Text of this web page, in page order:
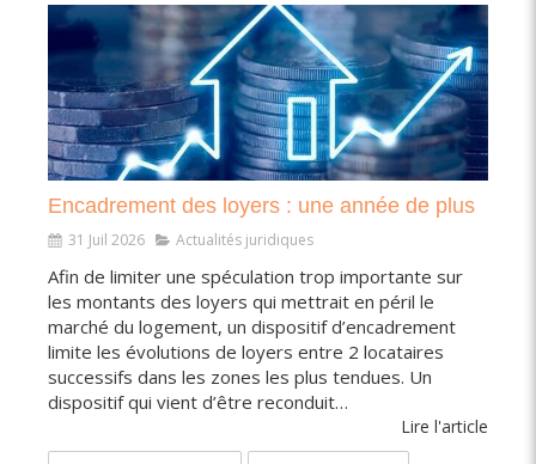
Encadrement des loyers : une année de plus
31 Juil 2026 Actualités juridiques
Afin de limiter une spéculation trop importante sur
les montants des loyers qui mettrait en péril le
marché du logement, un dispositif d’encadrement
limite les évolutions de loyers entre 2 locataires
successifs dans les zones les plus tendues. Un
dispositif qui vient d’être reconduit…
Lire l'article